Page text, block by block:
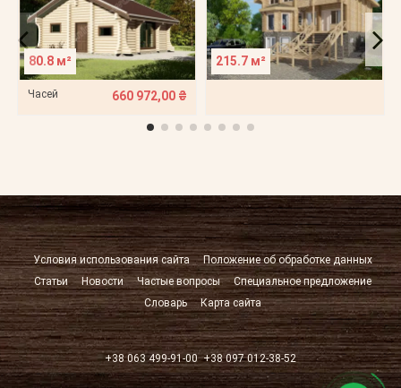
80.8 м²
Часей 660 972,00 ₴
215.7 м²
Условия использования сайта
Положение об обработке данных
Статьи
Новости Частые вопросы
Специальное предложение
Словарь
Карта сайта
+38 063 499-91-00 +38 097 012-38-52